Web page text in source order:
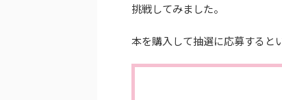
挑戦してみました。
本を購入して抽選に応募すると